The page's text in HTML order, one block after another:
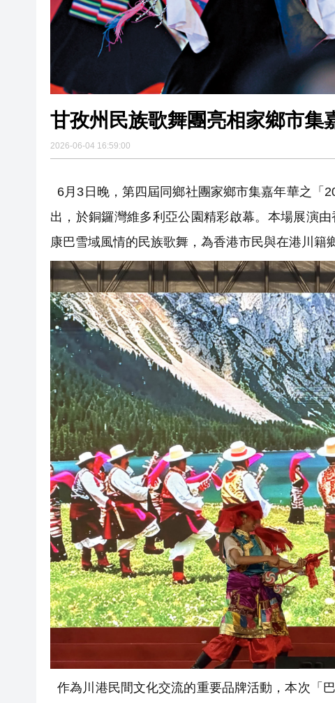
甘孜州民族歌舞團亮相家鄉市集
2026-06-04 16:59:00
6月3日晚，第四屆同鄉社團家鄉市集嘉年華之「
出，於銅鑼灣維多利亞公園精彩啟幕。本場展演
康巴雪域風情的民族歌舞，為香港市民與在港川籍
作為川港民間文化交流的重要品牌活動，本次「